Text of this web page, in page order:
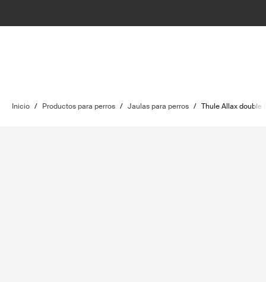
Inicio / Productos para perros / Jaulas para perros / Thule Allax double